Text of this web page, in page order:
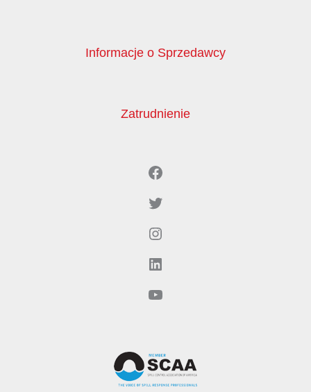
Informacje o Sprzedawcy
Zatrudnienie
Facebook
Twitter
Instagram
LinkedIn
YouTube